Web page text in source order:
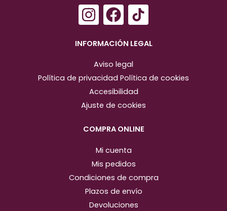
I
n
s
a
g
r
m
F
a
c
e
b
o
o
INFORMACIÓN LEGAL
Aviso legal
Política de privacidad Política de cookies
Accesibilidad
Ajuste de cookies
COMPRA ONLINE
Mi cuenta
Mis pedidos
Condiciones de compra
Plazos de envío
Devoluciones